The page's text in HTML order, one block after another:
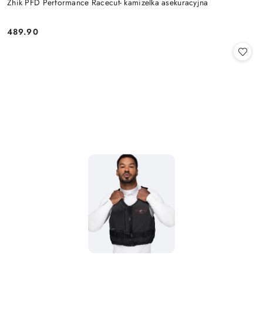
Cena:
489.90